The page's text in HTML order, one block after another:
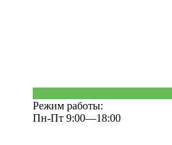
Режим работы:
Пн-Пт 9:00—18:00